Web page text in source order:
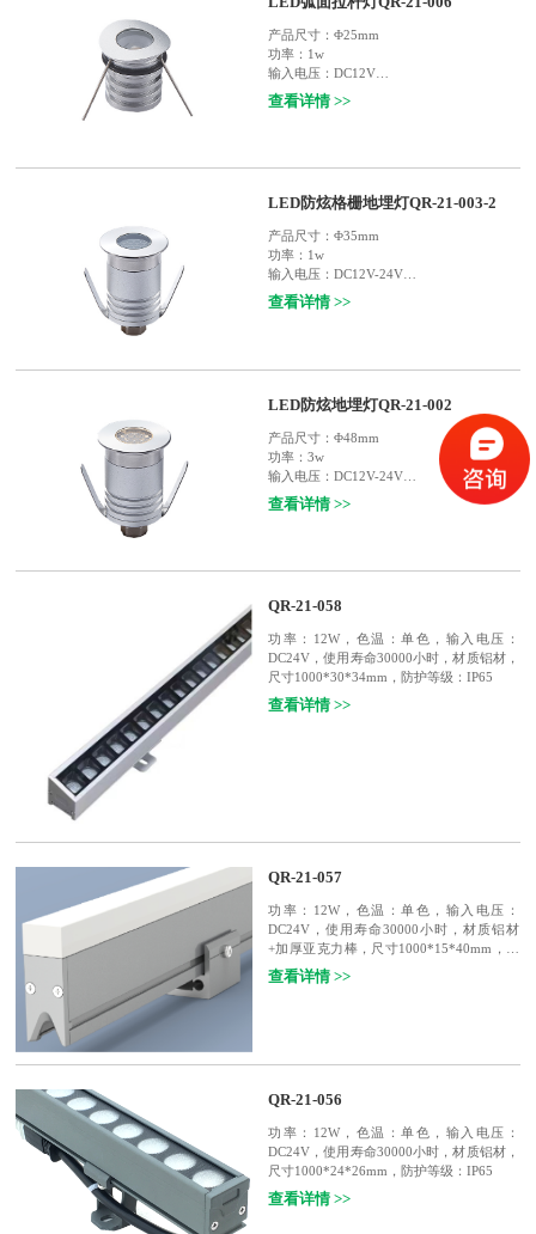
或设计师的DIY设计应用
产品尺寸： Φ25mm
功率： 1w
输入电压： DC12V
使用寿命：
灯体材质：
适用范围：体育场馆看台栏杆 , 人行道栏
或设计师的DIY设计应用
查看详情 >>
LED防炫格栅地埋灯QR-21-003-2
产品尺寸： Φ35mm
功率： 1w
输入电压： DC12V-24V
使用寿命：
灯体材质：
园等户外墙角场所等等
查看详情 >>
LED防炫地埋灯QR-21-002
产品尺寸： Φ48mm
功率： 3w
输入电压： DC12V-24V
使用寿命：
灯体材质：
园等户外墙角场所等等
查看详情 >>
QR-21-058
功率：12W，色温：单色，输入电压：
DC24V，使用寿命30000小时，材质铝材，
尺寸1000*30*34mm，防护等级：IP65
查看详情 >>
QR-21-057
功率：12W，色温：单色，输入电压：
DC24V，使用寿命30000小时，材质铝材
+加厚亚克力棒，尺寸1000*15*40mm，防
护等级：IP65
查看详情 >>
QR-21-056
功率：12W，色温：单色，输入电压：
DC24V，使用寿命30000小时，材质铝材，
尺寸1000*24*26mm，防护等级：IP65
查看详情 >>